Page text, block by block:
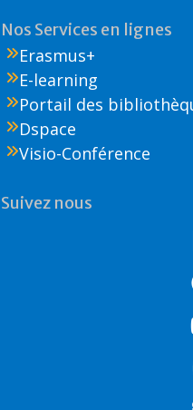
Nos Services en lignes
Erasmus+
E-learning
Portail des
Dspace
Visio-Conférence
Suivez nous